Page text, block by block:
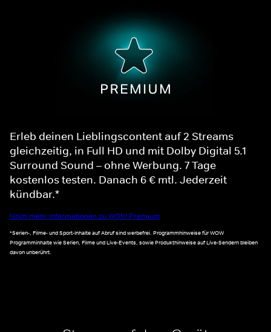
Erleb deinen Lieblingscontent auf 2 Streams
gleichzeitig, in Full HD und mit Dolby Digital 5.1
Surround Sound – ohne Werbung. 7 Tage
kostenlos testen. Danach 6 € mtl. Jederzeit
kündbar.*
Noch mehr Informationen zu WOW Premium
*Serien-, Filme- und Sport-Inhalte auf Abruf sind werbefrei. Programmhinweise für WOW
Programminhalte wie Serien, Filme und Live-Events, sowie Produkthinweise auf Live-Sendern bleiben
davon unberührt.